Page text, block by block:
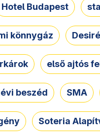
Hotel Budapest
könnygáz
első ajtós
beszéd SMA
Soteria